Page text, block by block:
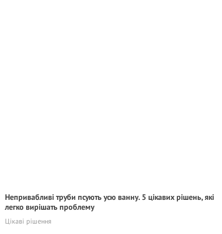
Непривабливі труби псують усю ванну. 5 цікавих рішень, які
легко вирішать проблему
Цікаві рішення